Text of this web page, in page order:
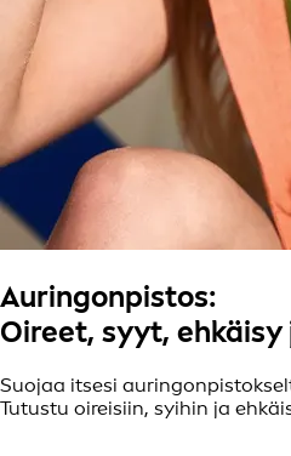
Auringonpistos:
Oireet, syyt,
Suojaa itsesi
Tutustu oireisiin, syihin ja